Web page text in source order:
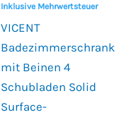
Inklusive Mehrwertsteuer
VICENT
Badezimmerschrank
mit Beinen 4
Schubladen Solid
Surface-